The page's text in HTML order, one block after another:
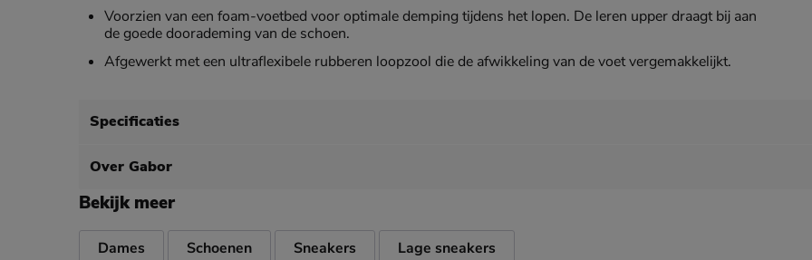
Voorzien van een foam-voetbed voor optimale demping tijdens het lopen. De leren upper draagt bij aan
de goede doorademing van de schoen.
Afgewerkt met een ultraflexibele rubberen loopzool die de afwikkeling van de voet vergemakkelijkt.
Specificaties
Over Gabor
Bekijk meer
Dames Schoenen Sneakers Lage sneakers